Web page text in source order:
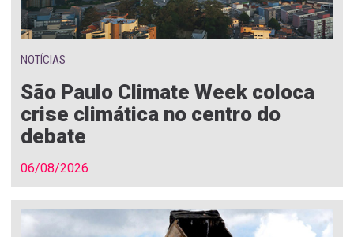
NOTÍCIAS
São Paulo Climate Week coloca
crise climática no centro do
debate
06/08/2026